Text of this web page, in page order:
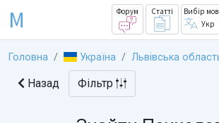
M Форум Статті
Вибір
Укр
Головна Україна Львівська
Назад Фільтр